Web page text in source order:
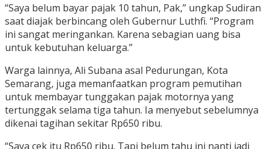
“Saya belum bayar pajak 10 tahun, Pak,” ungkap Sudiran
saat diajak berbincang oleh Gubernur Luthfi. “Program
ini sangat meringankan. Karena sebagian uang bisa
untuk kebutuhan keluarga.”
Warga lainnya, Ali Subana asal Pedurungan, Kota
Semarang, juga memanfaatkan program pemutihan
untuk membayar tunggakan pajak motornya yang
tertunggak selama tiga tahun. Ia menyebut sebelumnya
dikenai tagihan sekitar Rp650 ribu.
“Saya cek itu Rp650 ribu. Tapi belum tahu ini nanti jadi